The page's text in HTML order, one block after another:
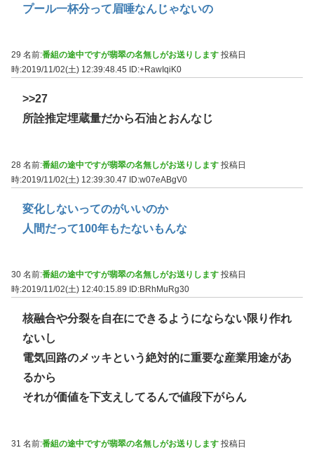
プール一杯分って眉唾なんじゃないの
29 名前:番組の途中ですが翡翠の名無しがお送りします 投稿日
時:2019/11/02(土) 12:39:48.45
ID:+RawIqiK0
>>27
所詮推定埋蔵量だから石油とおんなじ
28 名前:番組の途中ですが翡翠の名無しがお送りします 投稿日
時:2019/11/02(土) 12:39:30.47 ID:w07eABgV0
変化しないってのがいいのか
人間だって100年もたないもんな
30 名前:番組の途中ですが翡翠の名無しがお送りします 投稿日
時:2019/11/02(土) 12:40:15.89
ID:BRhMuRg30
核融合や分裂を自在にできるようにならない限り作れ
ないし
電気回路のメッキという絶対的に重要な産業用途があ
るから
それが価値を下支えしてるんで値段下がらん
31 名前:番組の途中ですが翡翠の名無しがお送りします 投稿日